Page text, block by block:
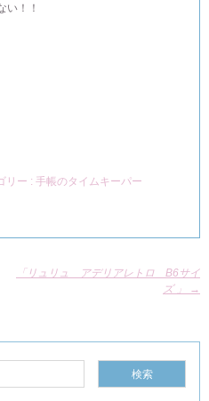
い！！
リー : 手帳のタイムキーパー
「リュリュ アデリアレトロ B6サイ
ズ 」
→